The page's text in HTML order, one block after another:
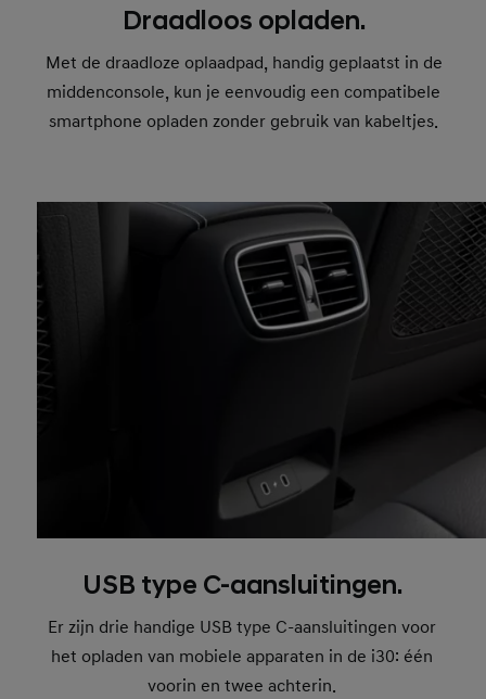
Draadloos opladen.
Met de draadloze oplaadpad, handig geplaatst in de
middenconsole, kun je eenvoudig een compatibele
smartphone opladen zonder gebruik van kabeltjes.
USB type C-aansluitingen.
Er zijn drie handige USB type C-aansluitingen voor
het opladen van mobiele apparaten in de i30: één
voorin en twee achterin.